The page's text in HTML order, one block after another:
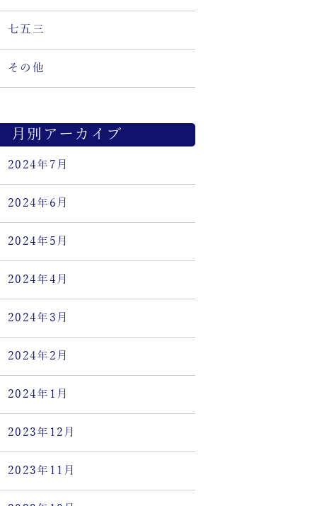
七五三
その他
月別アーカイブ
2024年7月
2024年6月
2024年5月
2024年4月
2024年3月
2024年2月
2024年1月
2023年12月
2023年11月